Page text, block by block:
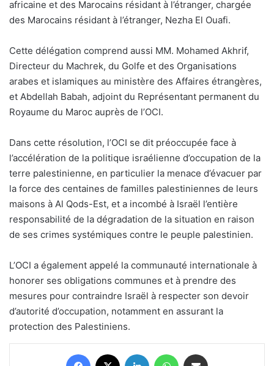
africaine et des Marocains résidant à l’étranger, chargée
des Marocains résidant à l’étranger, Nezha El Ouafi.
Cette délégation comprend aussi MM. Mohamed Akhrif,
Directeur du Machrek, du Golfe et des Organisations
arabes et islamiques au ministère des Affaires étrangères,
et Abdellah Babah, adjoint du Représentant permanent du
Royaume du Maroc auprès de l’OCI.
Dans cette résolution, l’OCI se dit préoccupée face à
l’accélération de la politique israélienne d’occupation de la
terre palestinienne, en particulier la menace d’évacuer par
la force des centaines de familles palestiniennes de leurs
maisons à Al Qods-Est, et a incombé à Israël l’entière
responsabilité de la dégradation de la situation en raison
de ses crimes systémiques contre le peuple palestinien.
L’OCI a également appelé la communauté internationale à
honorer ses obligations communes et à prendre des
mesures pour contraindre Israël à respecter son devoir
d’autorité d’occupation, notamment en assurant la
protection des Palestiniens.
Facebook Linkedin WhatsApp